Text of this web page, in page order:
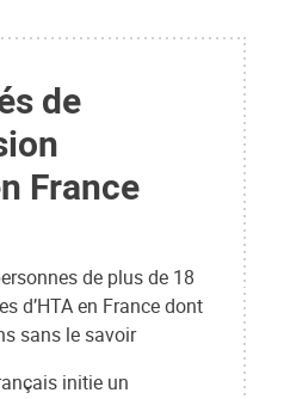
de
France
de plus de 18
d’HTA en France dont
sans le savoir
initie un